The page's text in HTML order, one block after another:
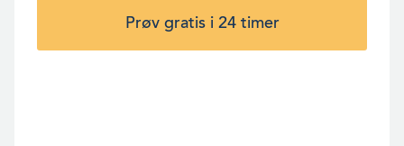
Prøv gratis i 24 timer